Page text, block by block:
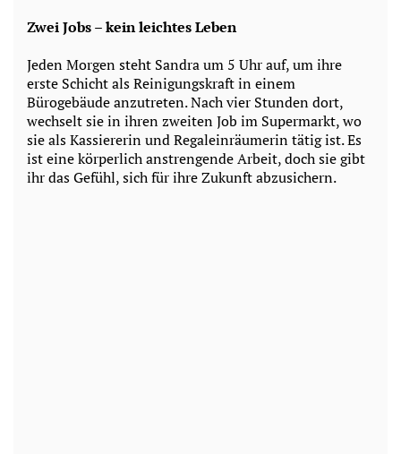
Zwei Jobs – kein leichtes Leben
Jeden Morgen steht Sandra um 5 Uhr auf, um ihre
erste Schicht als Reinigungskraft in einem
Bürogebäude anzutreten. Nach vier Stunden dort,
wechselt sie in ihren zweiten Job im Supermarkt, wo
sie als Kassiererin und Regaleinräumerin tätig ist. Es
ist eine körperlich anstrengende Arbeit, doch sie gibt
ihr das Gefühl, sich für ihre Zukunft abzusichern.